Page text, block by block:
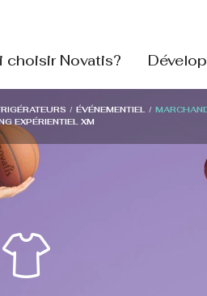
choisir Novatis?
/ ÉVÉNEMENTIEL /
EXPÉRIENTIEL XM